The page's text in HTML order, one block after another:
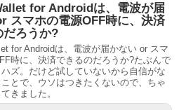
for Androidは、電波が届
スマホの電源OFF時に、決済
だろうか?
for Androidは、電波が届かない or スマ
時に、決済できるのだろうか?たぶんで
ズ。だけど試していないから自信がな
とで、ウソはつきたくないので、ちゃ
きました。